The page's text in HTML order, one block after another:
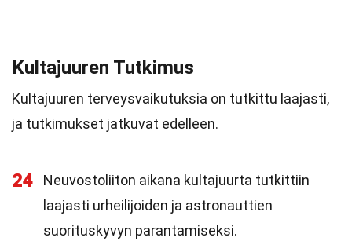
Kultajuuren Tutkimus
Kultajuuren terveysvaikutuksia on tutkittu laajasti,
ja tutkimukset jatkuvat edelleen.
24
Neuvostoliiton aikana kultajuurta tutkittiin
laajasti urheilijoiden ja astronauttien
suorituskyvyn parantamiseksi.